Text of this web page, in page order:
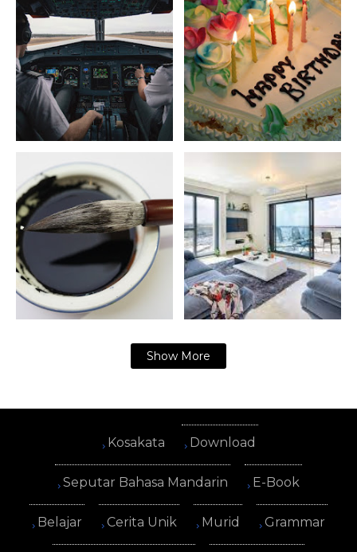
Show More
Kosakata Download
Seputar Bahasa Mandarin E-Book
Belajar Cerita Unik Murid Grammar